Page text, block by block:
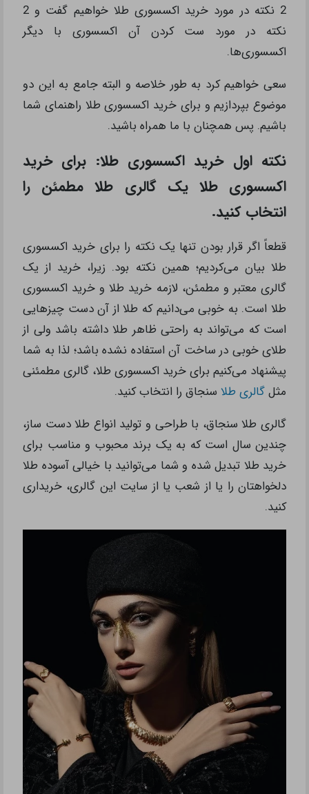
2 نکته در مورد خرید اکسسوری طلا خواهیم گفت و 2
نکته در مورد ست کردن آن اکسسوری با دیگر
اکسسوری‌ها.
سعی خواهیم کرد به طور خلاصه و البته جامع به این دو
موضوع بپردازیم و برای خرید اکسسوری طلا راهنمای شما
باشیم. پس همچنان با ما همراه باشید.
نکته اول خرید اکسسوری طلا: برای خرید
اکسسوری طلا یک گالری طلا مطمئن را
انتخاب کنید.
قطعاً اگر قرار بودن تنها یک نکته را برای خرید اکسسوری
طلا بیان می‌کردیم؛ همین نکته بود. زیرا، خرید از یک
گالری معتبر و مطمئن، لازمه خرید طلا و خرید اکسسوری
طلا است. به خوبی می‌دانیم که طلا از آن دست چیزهایی
است که می‌تواند به راحتی ظاهر طلا داشته باشد ولی از
طلای خوبی در ساخت آن استفاده نشده باشد؛ لذا به شما
پیشنهاد می‌کنیم برای خرید اکسسوری طلا، گالری مطمئنی
مثلگالری طلا سنجاق را انتخاب کنید.
گالری طلا سنجاق، با طراحی و تولید انواع طلا دست ساز،
چندین سال است که به یک برند محبوب و مناسب برای
خرید طلا تبدیل شده و شما می‌توانید با خیالی آسوده طلا
دلخواهتان را یا از شعب یا از سایت این گالری، خریداری
کنید.